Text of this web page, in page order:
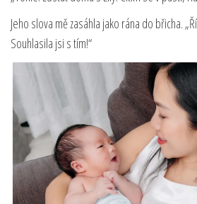
Jeho slova mě zasáhla jako rána do břicha.
Souhlasila jsi s tím!“